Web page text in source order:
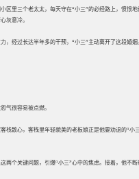
区里三个老太太，每天守在“小三”的必经路上，愤
灰意冷。
，经过长达半年多的干预，“小三”主动离开了这段婚姻
气很容易被点燃。
栈散心，客栈里年轻貌美的老板娘正是他要劝退的“
两个关键问题，引爆“小三”心中的焦虑。接着，他不